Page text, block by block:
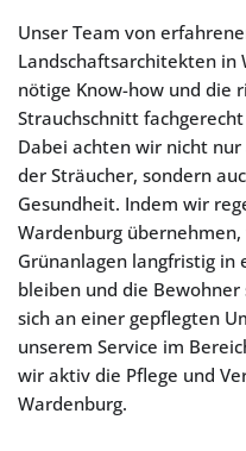
Unser Team von
Landschaftsarchitekten in
nötige Know-how und die
Strauchschnitt
Dabei achten wir nicht
der Sträucher, sondern
Gesundheit. Indem wir
Wardenburg
Grünanlagen langfristig
bleiben und die
sich an einer gepflegten
unserem Service im
wir aktiv die Pflege und
Wardenburg.